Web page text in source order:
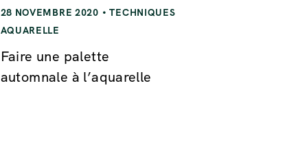
28 NOVEMBRE 2020
TECHNIQUES
AQUARELLE
Faire une palette
automnale à l’aquarelle